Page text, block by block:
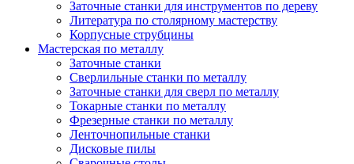
Заточные станки для инструментов по дереву
Литература по столярному мастерству
Корпусные струбцины
Мастерская по металлу
Заточные станки
Сверлильные станки по металлу
Заточные станки для сверл по металлу
Токарные станки по металлу
Фрезерные станки по металлу
Ленточнопильные станки
Дисковые пилы